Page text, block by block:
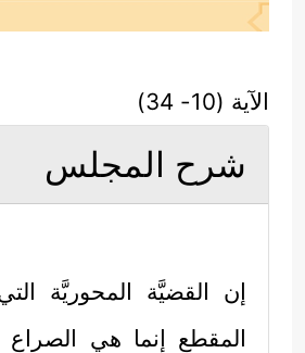
الآية (10- 34)
شرح المجلس
إن القضيَّة المحوريَّة التي
المقطع إنما هي الصراع